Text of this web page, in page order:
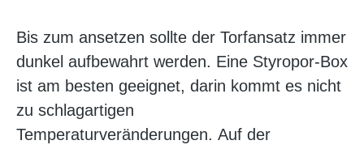
Bis zum ansetzen sollte der Torfansatz immer
dunkel aufbewahrt werden. Eine Styropor-Box
ist am besten geeignet, darin kommt es nicht
zu schlagartigen
Temperaturveränderungen. Auf der